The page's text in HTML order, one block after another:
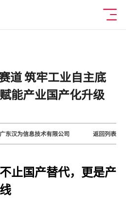
道 筑牢工业自主底
能产业国产化升级
东汉为信息技术有限公司 返回列表
止国产替代，更是产